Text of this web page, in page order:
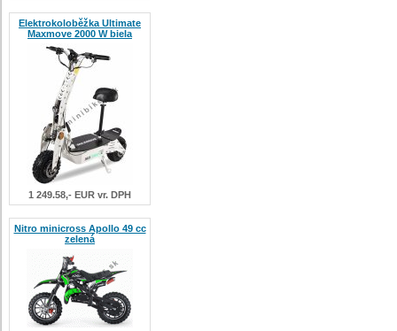
Elektrokoloběžka Ultimate
Maxmove 2000 W biela
1 249.58,- EUR vr. DPH
Nitro minicross Apollo 49 cc
zelená